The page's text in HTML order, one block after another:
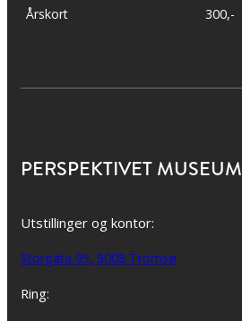
Årskort
300,-
PERSPEKTIVET MUSEUM
Utstillinger og kontor:
Storgata 95, 9008 Tromsø
Ring: